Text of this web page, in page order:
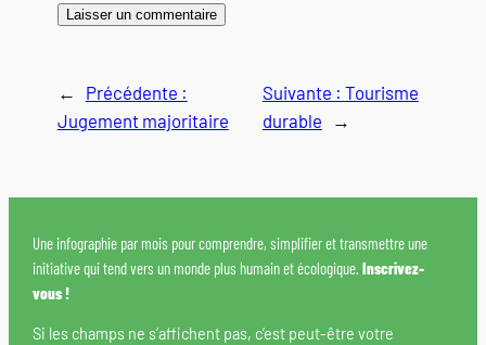
←
Précédente :
Jugement majoritaire
Suivante : Tourisme
durable
→
Une infographie par mois pour comprendre, simplifier et transmettre une
initiative qui tend vers un monde plus humain et écologique.Inscrivez-
vous !
Si les champs ne s’affichent pas, c’est peut-être votre